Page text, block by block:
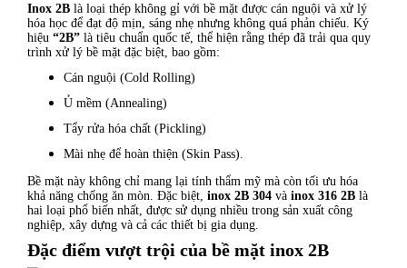
Inox 2B là loại thép không gỉ với bề mặt được cán nguội và xử lý
hóa học để đạt độ mịn, sáng nhẹ nhưng không quá phản chiếu. Ký
hiệu “2B” là tiêu chuẩn quốc tế, thể hiện rằng thép đã trải qua quy
trình xử lý bề mặt đặc biệt, bao gồm:
Cán nguội (Cold Rolling)
Ủ mềm (Annealing)
Tẩy rửa hóa chất (Pickling)
Mài nhẹ để hoàn thiện (Skin Pass).
Bề mặt này không chỉ mang lại tính thẩm mỹ mà còn tối ưu hóa
khả năng chống ăn mòn. Đặc biệt, inox 2B 304 và inox 316 2B là
hai loại phổ biến nhất, được sử dụng nhiều trong sản xuất công
nghiệp, xây dựng và cả các thiết bị gia dụng.
Đặc điểm vượt trội của bề mặt inox 2B